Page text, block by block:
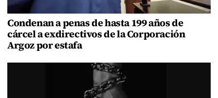
Condenan a penas de hasta 199 años de
cárcel a exdirectivos de la Corporación
Argoz por estafa